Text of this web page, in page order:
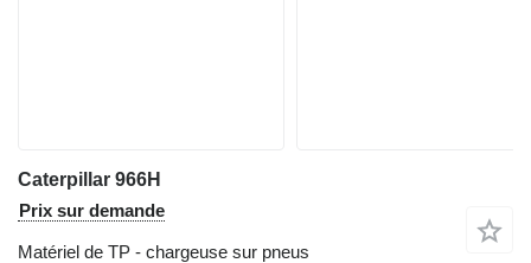
Caterpillar 966H
Prix sur demande
Matériel de TP - chargeuse sur pneus